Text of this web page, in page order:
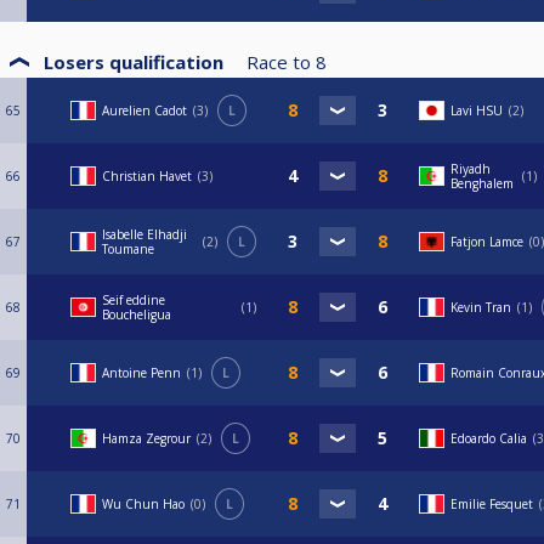
Losers qualification Race to 8
65 Aurelien Cadot 3 L Lavi HSU 2
66 Christian Havet 3
Riyadh
Benghalem
1
67
Isabelle Elhadji
Toumane
2 L Fatjon Lamce 0
68
Seif eddine
Boucheligua
1 Kevin Tran 1
69 Antoine Penn 1 L Romain
70 Hamza Zegrour 2 L Edoardo Calia 3
71 Wu Chun Hao 0 L Emilie Fesquet